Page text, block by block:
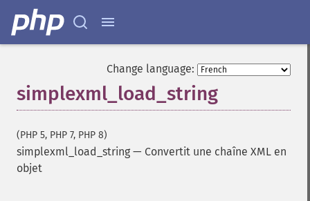
Change language:
simplexml_load_string
(PHP 5, PHP 7, PHP 8)
simplexml_load_string — Convertit une chaîne XML en
objet